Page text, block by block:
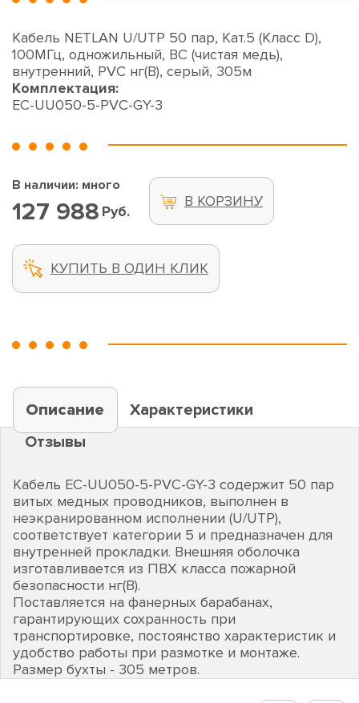
Кабель NETLAN U/UTP 50 пар, Кат.5 (Класс D),
100МГц, одножильный, BC (чистая медь),
внутренний, PVC нг(B), серый, 305м
Комплектация:
EC-UU050-5-PVC-GY-3
В наличии: много
127 988 Руб.
В КОРЗИНУ
КУПИТЬ В ОДИН КЛИК
Описание
Характеристики
Отзывы
Кабель EC-UU050-5-PVC-GY-3 содержит 50 пар
витых медных проводников, выполнен в
неэкранированном исполнении (U/UTP),
соответствует категории 5 и предназначен для
внутренней прокладки. Внешняя оболочка
изготавливается из ПВХ класса пожарной
безопасности нг(В).
Поставляется на фанерных барабанах,
гарантирующих сохранность при
транспортировке, постоянство характеристик и
удобство работы при размотке и монтаже.
Размер бухты - 305 метров.